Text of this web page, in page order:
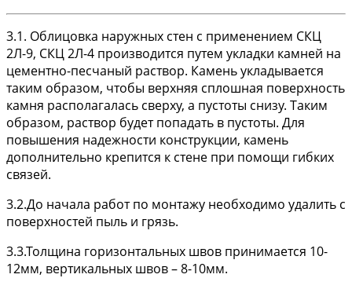
3.1. Облицовка наружных стен с применением СКЦ
2Л-9, СКЦ 2Л-4 производится путем укладки камней на
цементно-песчаный раствор. Камень укладывается
таким образом, чтобы верхняя сплошная поверхность
камня располагалась сверху, а пустоты снизу. Таким
образом, раствор будет попадать в пустоты. Для
повышения надежности конструкции, камень
дополнительно крепится к стене при помощи гибких
связей.
3.2.До начала работ по монтажу необходимо удалить с
поверхностей пыль и грязь.
3.3.Толщина горизонтальных швов принимается 10-
12мм, вертикальных швов – 8-10мм.